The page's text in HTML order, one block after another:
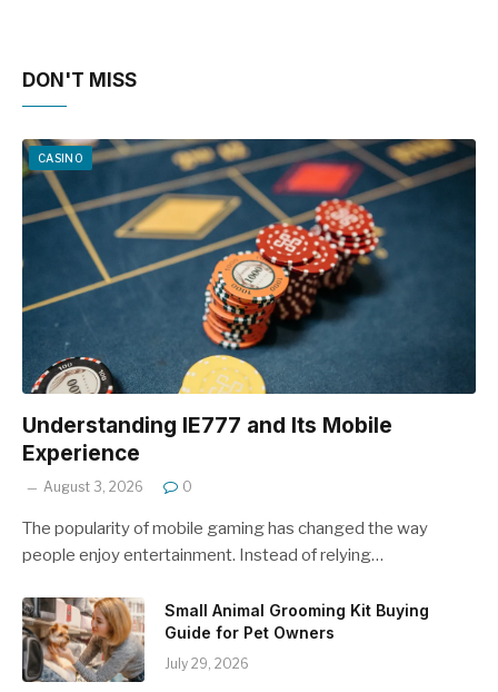
DON'T MISS
CASINO
Understanding IE777 and Its Mobile
Experience
August 3, 2026 0
The popularity of mobile gaming has changed the way
people enjoy entertainment. Instead of relying…
Small Animal Grooming Kit Buying
Guide for Pet Owners
July 29, 2026